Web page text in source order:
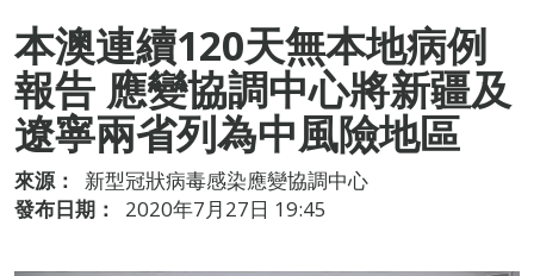
本澳連續120天無本地病例
報告 應變協調中心將新疆及
遼寧兩省列為中風險地區
來源：
新型冠狀病毒感染應變協調中心
發布日期：
2020年7月27日 19:45